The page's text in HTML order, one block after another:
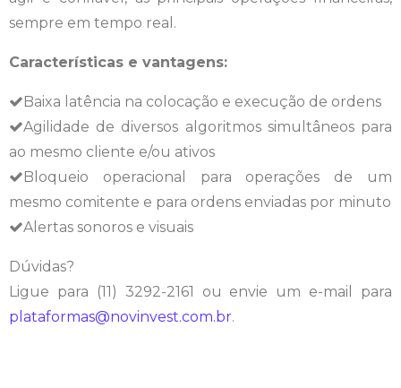
sempre em tempo real.
Características e vantagens:
Baixa latência na colocação e execução de ordens
Agilidade de diversos algoritmos simultâneos para
ao mesmo cliente e/ou ativos
Bloqueio operacional para operações de um
mesmo comitente e para ordens enviadas por minuto
Alertas sonoros e visuais
Dúvidas?
Ligue para (11) 3292-2161 ou envie um e-mail para
plataformas@novinvest.com.br.